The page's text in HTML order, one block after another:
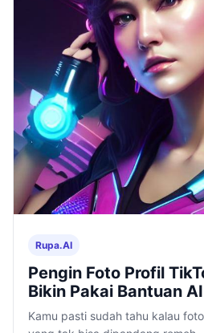
Rupa.AI
Pengin Foto Profil
Bikin Pakai Bantuan
Kamu pasti sudah tahu kalau